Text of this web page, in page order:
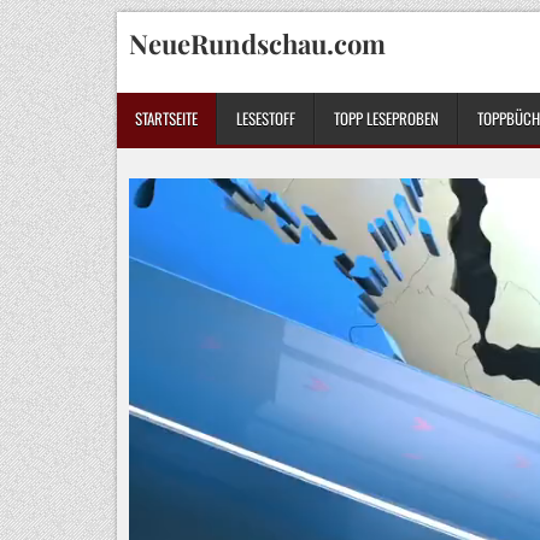
Skip
to
content
NeueRundschau.com
STARTSEITE LESESTOFF TOPP LESEPROBEN